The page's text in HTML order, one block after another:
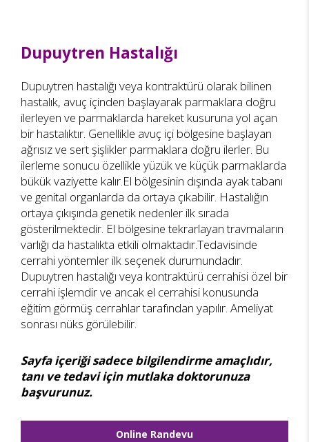
Dupuytren Hastalığı
Dupuytren hastalığı veya kontraktürü olarak bilinen
hastalık, avuç içinden başlayarak parmaklara doğru
ilerleyen ve parmaklarda hareket kusuruna yol açan
bir hastalıktır. Genellikle avuç içi bölgesine başlayan
ağrısız ve sert şişlikler parmaklara doğru ilerler. Bu
ilerleme sonucu özellikle yüzük ve küçük parmaklarda
bükük vaziyette kalır.El bölgesinin dışında ayak tabanı
ve genital organlarda da ortaya çıkabilir. Hastalığın
ortaya çıkışında genetik nedenler ilk sırada
gösterilmektedir. El bölgesine tekrarlayan travmaların
varlığı da hastalıkta etkili olmaktadır.Tedavisinde
cerrahi yöntemler ilk seçenek durumundadır.
Dupuytren hastalığı veya kontraktürü cerrahisi özel bir
cerrahi işlemdir ve ancak el cerrahisi konusunda
eğitim görmüş cerrahlar tarafından yapılır. Ameliyat
sonrası nüks görülebilir.
Sayfa içeriği sadece bilgilendirme amaçlıdır,
tanı ve tedavi için mutlaka doktorunuza
başvurunuz.
Online Randevu